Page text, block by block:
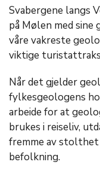
Svabergene langs
på Mølen med
våre vakreste
viktige
Når det gjelder
fylkesgeologens
arbeide for at
brukes i reiseliv,
fremme av
befolkning.